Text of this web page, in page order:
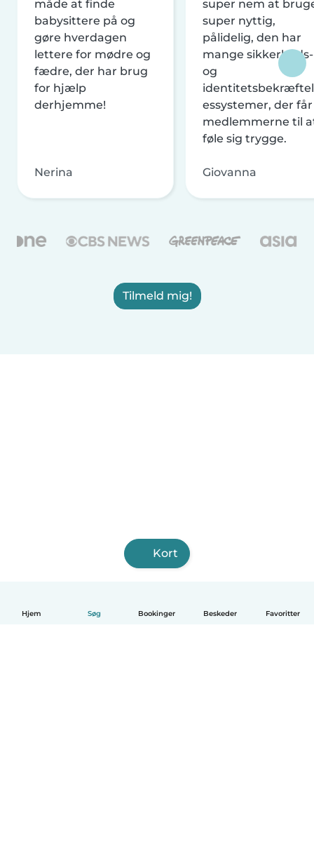
Hjem Søg Bookinger Beskeder Favoritter
måde at finde
babysittere på og
gøre hverdagen
lettere for mødre og
fædre, der har brug
for hjælp
derhjemme!
Nerina
super nem at
super nyttig,
pålidelig, den har
mange sikkerheds-
og
essystemer, der får
medlemmerne til
føle sig trygge.
Giovanna
Tilmeld mig!
Kort